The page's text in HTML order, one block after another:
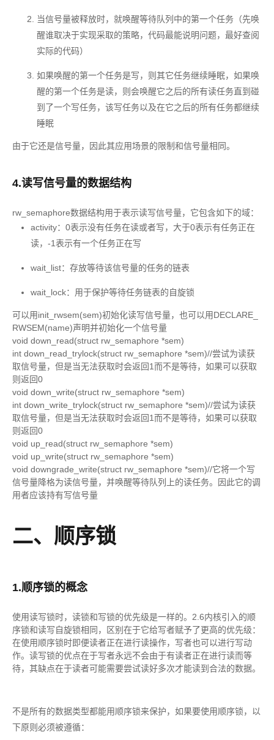
当信号量被释放时，就唤醒等待队列中的第一个任务（先唤
醒谁取决于实现采取的策略，代码最能说明问题，最好查阅
实际的代码）
如果唤醒的第一个任务是写，则其它任务继续睡眠，如果唤
醒的第一个任务是读，则会唤醒它之后的所有读任务直到碰
到了一个写任务，该写任务以及在它之后的所有任务都继续
睡眠
由于它还是信号量，因此其应用场景的限制和信号量相同。
4.读写信号量的数据结构
rw_semaphore数据结构用于表示读写信号量，它包含如下的域：
activity：0表示没有任务在读或者写，大于0表示有任务正在
读，-1表示有一个任务正在写
wait_list：存放等待该信号量的任务的链表
wait_lock：用于保护等待任务链表的自旋锁
可以用init_rwsem(sem)初始化读写信号量，也可以用DECLARE_
RWSEM(name)声明并初始化一个信号量
void down_read(struct rw_semaphore *sem)
int down_read_trylock(struct rw_semaphore *sem)//尝试为读获
取信号量，但是当无法获取时会返回1而不是等待，如果可以获取
则返回0
void down_write(struct rw_semaphore *sem)
int down_write_trylock(struct rw_semaphore *sem)//尝试为读获
取信号量，但是当无法获取时会返回1而不是等待，如果可以获取
则返回0
void up_read(struct rw_semaphore *sem)
void up_write(struct rw_semaphore *sem)
void downgrade_write(struct rw_semaphore *sem)//它将一个写
信号量降格为读信号量，并唤醒等待队列上的读任务。因此它的调
用者应该持有写信号量
二、顺序锁
1.顺序锁的概念
使用读写锁时，读锁和写锁的优先级是一样的。2.6内核引入的顺
序锁和读写自旋锁相同，区别在于它给写者赋予了更高的优先级：
在使用顺序锁时即便读者正在进行读操作，写者也可以进行写动
作。读写锁的优点在于写者永远不会由于有读者正在进行读而等
待，其缺点在于读者可能需要尝试读好多次才能读到合法的数据。
不是所有的数据类型都能用顺序锁来保护，如果要使用顺序锁，以
下原则必须被遵循：